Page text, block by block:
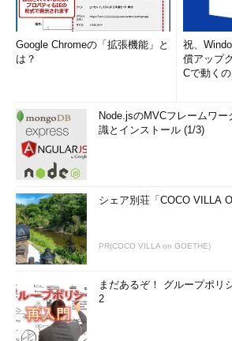
Google Chromeの「拡張機能」と
は？
祝、
償アップ
Cで動く
Node.jsのMVCフレームワ
識とインストール (1/3)
シェア別荘「COCO VILLA
PR(COCO VILLA on GOETHE)
まだあるぞ！ グループポリ
2